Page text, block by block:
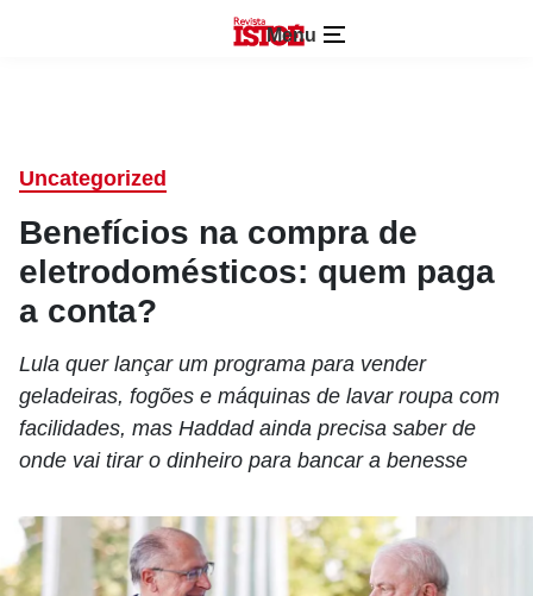
Menu
Uncategorized
Benefícios na compra de
eletrodomésticos: quem paga
a conta?
Lula quer lançar um programa para vender
geladeiras, fogões e máquinas de lavar roupa com
facilidades, mas Haddad ainda precisa saber de
onde vai tirar o dinheiro para bancar a benesse